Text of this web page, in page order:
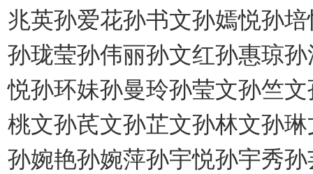
兆英孙爱花孙书文孙嫣悦孙
孙珑莹孙伟丽孙文红孙惠琼
悦孙环妹孙曼玲孙莹文孙竺
桃文孙芪文孙芷文孙林文孙
孙婉艳孙婉萍孙宇悦孙宇秀